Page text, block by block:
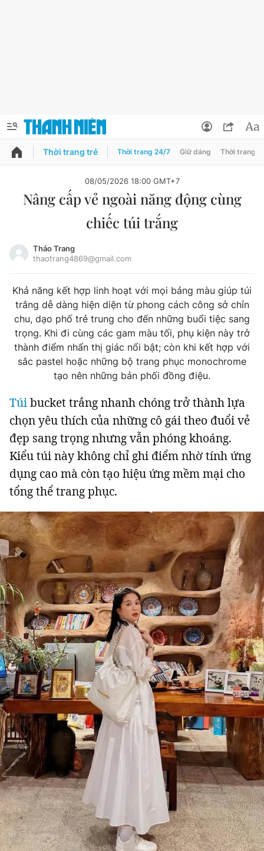
PODCAST QUẢNG CÁO
Chuyên mục khác
Chào ngày mới Tin 24h
Tin thị trường Tin 360
Video Podcasts
Magazine
Sản phẩm khác
Tiện ích Bạn cần biết
Thông tin tòa soạn
Đọc Thanh Niên trên điện thoại
Theo dõi báo trên
Hotline
0906 645 777
Liên hệ quảng cáo
0908 780 404
Đặt báo Quảng cáo RSS Tòa soạn Chính sách bảo
Tổng biên tập: Nguyễn Ngọc Toàn
Phó tổng biên tập: Hải Thành
Ủy viên Ban biên tập - Tổng Thư ký tòa soạn: Trần Việt Hưng
Giấy phép xuất bản số 110/GP - BTTTT cấp ngày 24.3.2020
© 2003-2026 Bản quyền thuộc về Báo Thanh Niên. Cấm sao chép
dưới mọi hình thức nếu không có sự chấp thuận bằng văn bản.
Phát triển bởi ePi Technologies, JSC.
Thông tin tài khoản
Tin đã lưu
Đăng xuất
Thời trang trẻ Thời trang 24/7 Giữ dáng Thời trang
08/05/2026 18:00 GMT+7
Nâng cấp vẻ ngoài năng động cùng
chiếc túi trắng
Thảo Trang
thaotrang4869@gmail.com
Khả năng kết hợp linh hoạt với mọi bảng màu giúp túi
trắng dễ dàng hiện diện từ phong cách công sở chỉn
chu, dạo phố trẻ trung cho đến những buổi tiệc sang
trọng. Khi đi cùng các gam màu tối, phụ kiện này trở
thành điểm nhấn thị giác nổi bật; còn khi kết hợp với
sắc pastel hoặc những bộ trang phục monochrome
tạo nên những bản phối đồng điệu.
Túibucket trắng nhanh chóng trở thành lựa
chọn yêu thích của những cô gái theo đuổi vẻ
đẹp sang trọng nhưng vẫn phóng khoáng.
Kiểu túi này không chỉ ghi điểm nhờ tính ứng
dụng cao mà còn tạo hiệu ứng mềm mại cho
tổng thể trang phục.